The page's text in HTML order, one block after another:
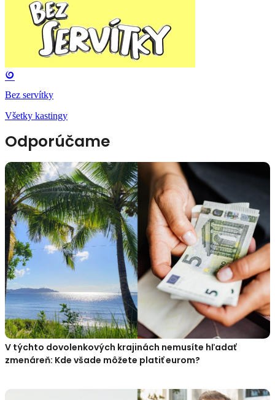
Bez servítky
Všetky kastingy
Odporúčame
V týchto dovolenkových krajinách nemusíte hľadať
zmenáreň: Kde všade môžete platiť eurom?